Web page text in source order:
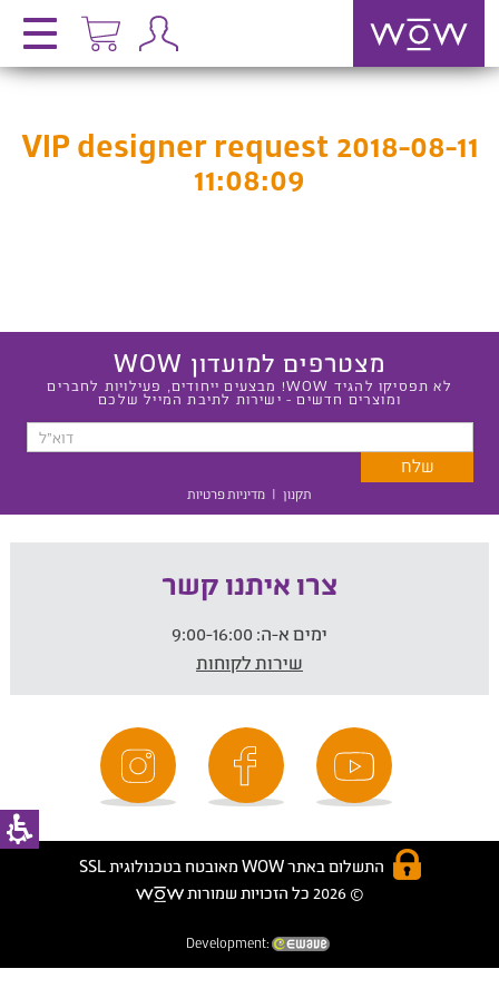
VIP designer request 2018-08-11
11:08:09
מצטרפים למועדון WOW
לא תפסיקו להגיד WOW! מבצעים ייחודים, פעילויות לחברים
ומוצרים חדשים - ישירות לתיבת המייל שלכם
תקנון | מדיניות פרטיות
צרו איתנו קשר
ימים א-ה:
שירות לקוחות
התשלום באתר WOW מאובטח בטכנולוגית SSL
© 2026 כל הזכויות שמורות
Development: